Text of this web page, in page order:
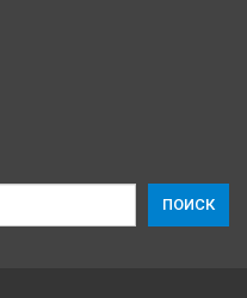
ПОИСК